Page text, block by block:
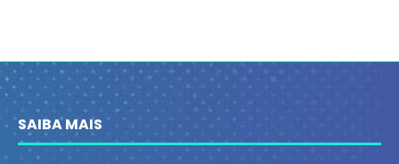
SAIBA MAIS